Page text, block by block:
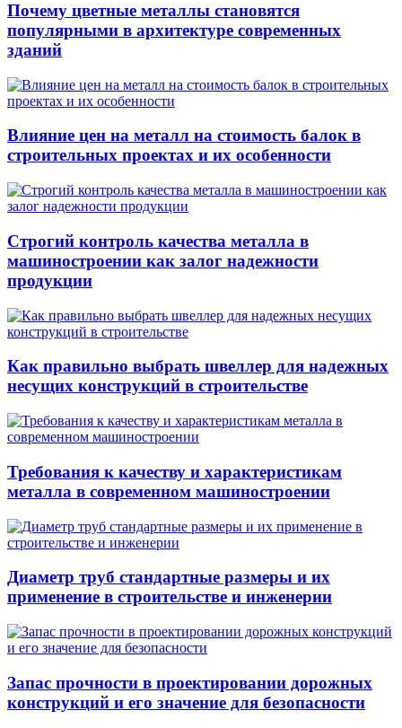
Почему цветные металлы становятся
популярными в архитектуре современных
зданий
Влияние цен на металл на стоимость балок в
строительных проектах и их особенности
Строгий контроль качества металла в
машиностроении как залог надежности
продукции
Как правильно выбрать швеллер для надежных
несущих конструкций в строительстве
Требования к качеству и характеристикам
металла в современном машиностроении
Диаметр труб стандартные размеры и их
применение в строительстве и инженерии
Запас прочности в проектировании дорожных
конструкций и его значение для безопасности